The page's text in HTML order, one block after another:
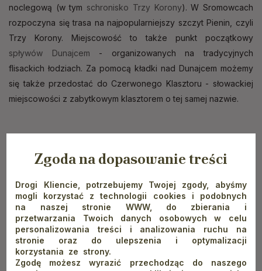
noclegową (w tym schronisko Trzy Korony). W Sromowcach
rozpoczyna się trasa na najpopularniejszy szczyt Pienin, czyli
Trzy Korony. Miejscowość to także punkt początkowy
spływów Dunajcem - organizowanych na tradycyjnych
flisackich łodziach. Za pomocą kładki nad Dunajcem możemy
się także przedostać do Czerwonego Klasztoru - słowackiej
miejscowości z zabytkowym klasztorem o tej samej nazwie.
Przyjezdni mają do wyboru także takie lokalizacje jak
Wyżne, Jaworki, Czorsztyn czy Niedzica. Gwarantujemy Wam,
że bez względu na to, którą z tych miejscowości wybierzecie,
z pewnością wakacje w Pieninach będziecie wspominać
z uśmiechem i sentymentem.
Zgoda na dopasowanie treści
Drogi Kliencie, potrzebujemy Twojej zgody, abyśmy
mogli korzystać z technologii cookies i podobnych
na naszej stronie WWW, do zbierania i
przetwarzania Twoich danych osobowych w celu
personalizowania treści i analizowania ruchu na
stronie oraz do ulepszenia i optymalizacji
korzystania ze strony.
Zgodę możesz wyrazić przechodząc do naszego